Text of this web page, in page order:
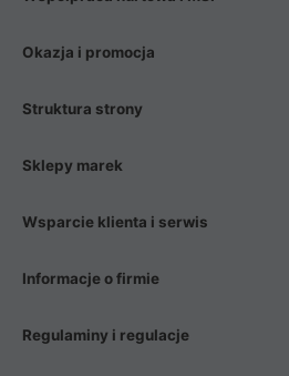
Okazja i promocja
Struktura strony
Sklepy marek
Wsparcie klienta i serwis
Informacje o firmie
Regulaminy i regulacje